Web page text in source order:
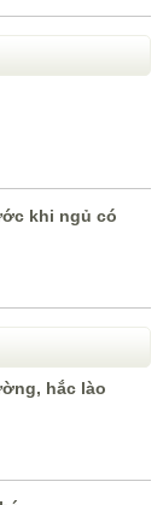
khi ngủ có
hắc lào